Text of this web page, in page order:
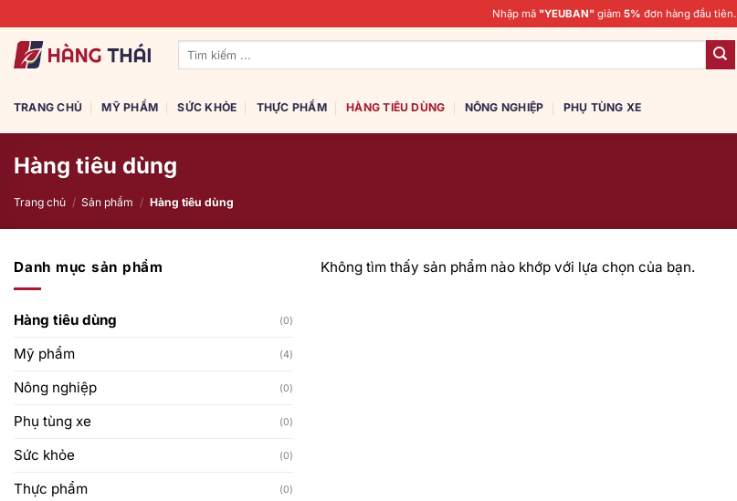
qua
nội
Nhập mã "YEUBAN" giảm 5% đơn hàng đầu tiên.
Tìm
TRANG CHỦ MỸ PHẨM SỨC KHỎE THỰC PHẨM HÀNG TIÊU DÙNG NÔNG NGHIỆP PHỤ TÙNG XE
Hàng tiêu dùng
Trang chủ / Sản phẩm / Hàng tiêu dùng
Danh mục sản phẩm
Hàng tiêu dùng (0)
Mỹ phẩm (4)
Nông nghiệp (0)
Phụ tùng xe (0)
Sức khỏe (0)
Thực phẩm (0)
Không tìm thấy sản phẩm nào khớp với lựa chọn của bạn.